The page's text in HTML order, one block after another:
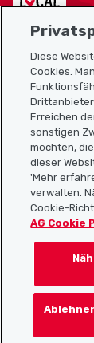
Sitemap
Nützliche
Localcities
Folgt uns
Diese
Cookies.
Erreichen
sonstigen
möchten,
dieser
'Mehr
verwalten.
Cookie-
AG Cookie